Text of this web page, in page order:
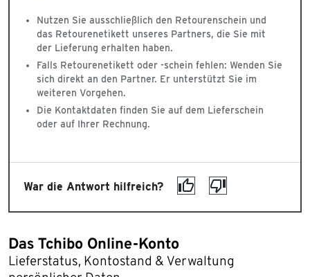
Nutzen Sie ausschließlich den Retourenschein und
das Retourenetikett unseres Partners, die Sie mit
der Lieferung erhalten haben.
Falls Retourenetikett oder -schein fehlen: Wenden Sie
sich direkt an den Partner. Er unterstützt Sie im
weiteren Vorgehen.
Die Kontaktdaten finden Sie auf dem Lieferschein
oder auf Ihrer Rechnung.
War die Antwort hilfreich?
Das Tchibo Online-Konto
Lieferstatus, Kontostand & Verwaltung